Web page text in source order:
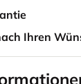
Ihren